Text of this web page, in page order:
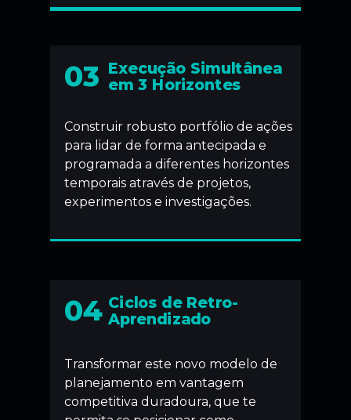
03
Construir robusto portfólio de ações
para lidar de forma antecipada e
programada a diferentes horizontes
temporais através de projetos,
experimentos e investigações.
Execução Simultânea
em 3 Horizontes
04
Transformar este novo modelo de
planejamento em vantagem
competitiva duradoura, que te
Ciclos de Retro-
Aprendizado